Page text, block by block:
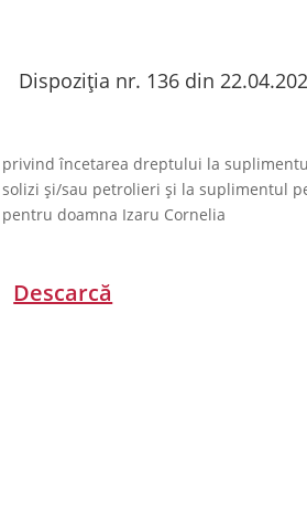
Dispoziția nr. 136 din
privind încetarea dreptului la
solizi și/sau petrolieri și la suplimentul
pentru doamna Izaru Cornelia
Descarcă